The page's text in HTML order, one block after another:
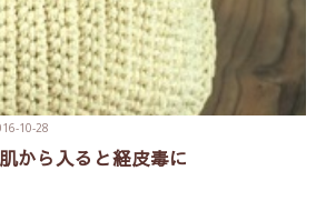
10-28
から入ると経皮毒に